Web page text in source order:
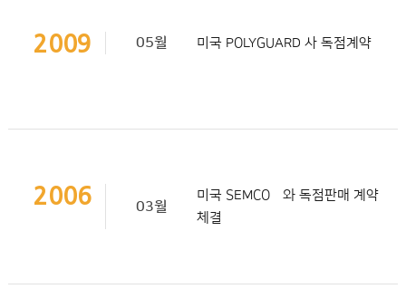
2009 05월 미국 POLYGUARD 사 독점계약
2006 03월
미국 SEMCO社와 독점판매 계약
체결